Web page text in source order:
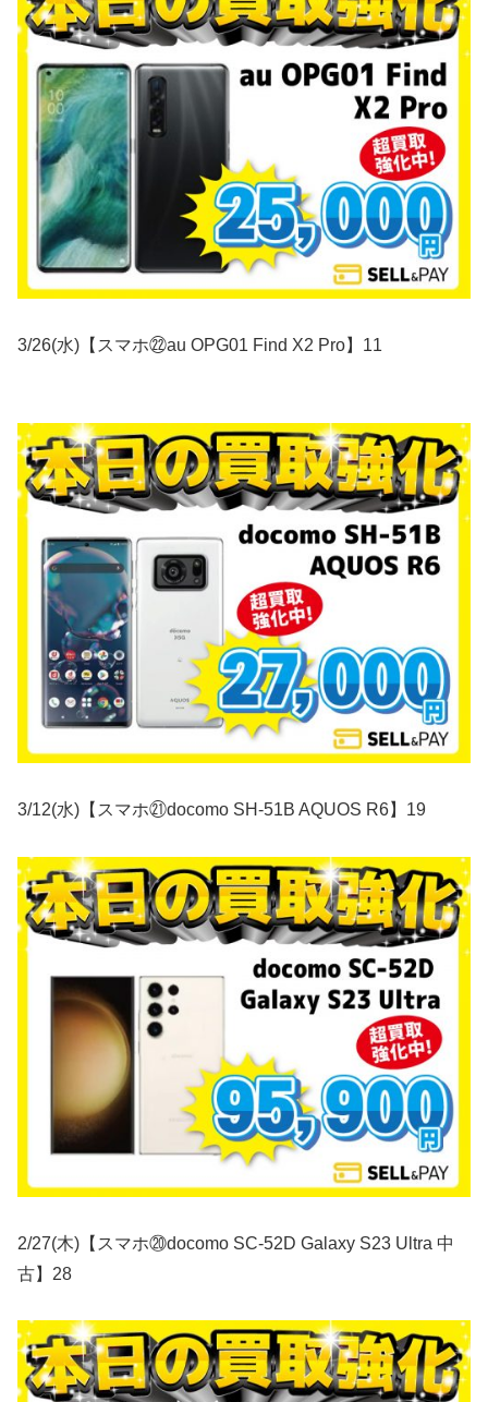
3/26(水)【スマホ㉒au OPG01 Find X2 Pro】11
3/12(水)【スマホ㉑docomo SH-51B AQUOS R6】19
2/27(木)【スマホ⑳docomo SC-52D Galaxy S23 Ultra 中
古】28